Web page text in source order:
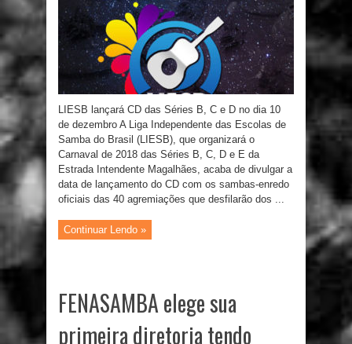
LIESB lançará CD das Séries B, C e D no dia 10
de dezembro A Liga Independente das Escolas de
Samba do Brasil (LIESB), que organizará o
Carnaval de 2018 das Séries B, C, D e E da
Estrada Intendente Magalhães, acaba de divulgar a
data de lançamento do CD com os sambas-enredo
oficiais das 40 agremiações que desfilarão dos ...
Continuar Lendo »
FENASAMBA elege sua
primeira diretoria tendo